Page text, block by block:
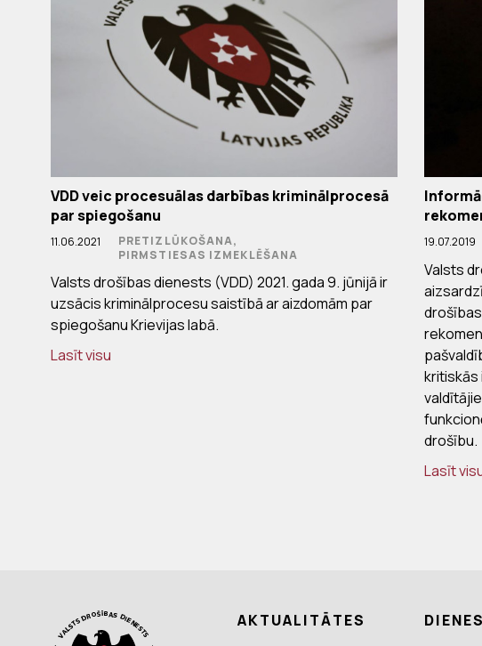
VDD veic procesuālas darbības kriminālprocesā
par spiegošanu
11.06.2021
PRETIZLŪKOŠANA,
PIRMSTIESAS IZMEKLĒŠANA
Valsts drošības dienests (VDD) 2021. gada 9. jūnijā ir
uzsācis kriminālprocesu saistībā ar aizdomām par
spiegošanu Krievijas labā.
Lasīt visu
19.07.2019
Valsts
kritiskās
drošību.
Lasīt
AKTUALITĀTES